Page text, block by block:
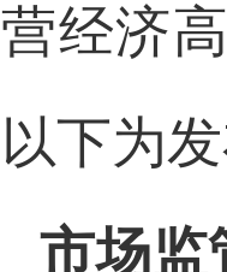
营经济
以下为
市场监